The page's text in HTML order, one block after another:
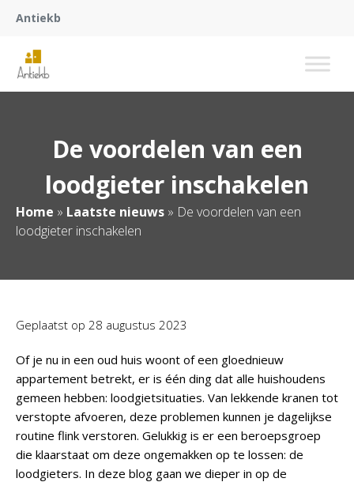
Antiekb
De voordelen van een
loodgieter inschakelen
Home » Laatste nieuws » De voordelen van een
loodgieter inschakelen
Geplaatst op 28 augustus 2023
Of je nu in een oud huis woont of een gloednieuw
appartement betrekt, er is één ding dat alle huishoudens
gemeen hebben: loodgietsituaties. Van lekkende kranen tot
verstopte afvoeren, deze problemen kunnen je dagelijkse
routine flink verstoren. Gelukkig is er een beroepsgroep
die klaarstaat om deze ongemakken op te lossen: de
loodgieters. In deze blog gaan we dieper in op de